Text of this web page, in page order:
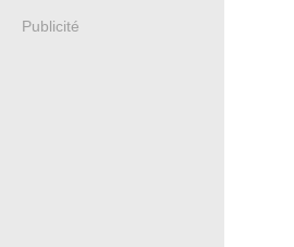
Publicité